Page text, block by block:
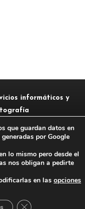
informáticos y
de
que guardan datos en
por Google
lo mismo pero desde el
nos obligan a pedirte
en las opciones
Cerrar el banner de